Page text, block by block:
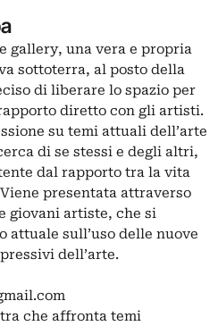
gallery, una vera e propria
sottoterra, al posto della
di liberare lo spazio per
diretto con gli artisti.
su temi attuali dell’arte
di se stessi e degli altri,
dal rapporto tra la vita
presentata attraverso
giovani artiste, che si
sull’uso delle nuove
dell’arte.
che affronta temi